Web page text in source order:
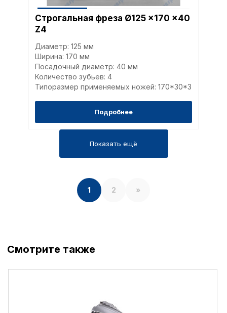
Строгальная фреза Ø125 x170 x40
Z4
Диаметр: 125 мм
Ширина: 170 мм
Посадочный диаметр: 40 мм
Количество зубьев: 4
Типоразмер применяемых ножей: 170*30*3
Подробнее
1 2 »
Показать ещё
Смотрите также